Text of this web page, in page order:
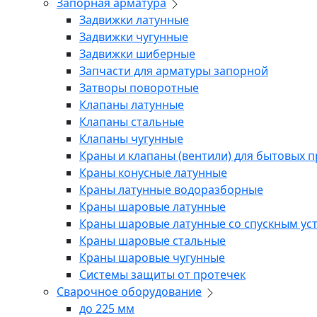
Запорная арматура
Задвижки латунные
Задвижки чугунные
Задвижки шиберные
Запчасти для арматуры запорной
Затворы поворотные
Клапаны латунные
Клапаны стальные
Клапаны чугунные
Краны и клапаны (вентили) для бытовых
Краны конусные латунные
Краны латунные водоразборные
Краны шаровые латунные
Краны шаровые латунные со спускным
Краны шаровые стальные
Краны шаровые чугунные
Системы защиты от протечек
Сварочное оборудование
до 225 мм